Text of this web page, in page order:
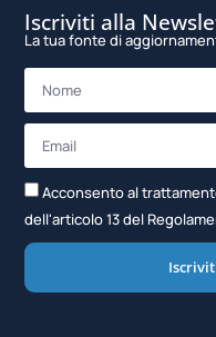
Iscriviti alla
La tua fonte di
Acconsento al
dell'articolo 13 del